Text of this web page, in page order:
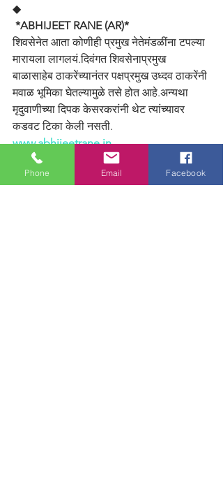
◆
*ABHIJEET RANE (AR)*
शिवसेनेत आता कोणीही प्रमुख नेतेमंडळींना टपल्या
मारायला लागलयं.दिवंगत शिवसेनाप्रमुख
बाळासाहेब ठाकरेंच्यानंतर पक्षप्रमुख उध्दव ठाकरेंनी
मवाळ भूमिका घेतल्यामुळे तसे होत आहे.अन्यथा
मृदुवाणीच्या दिपक केसरकरांनी थेट त्यांच्यावर
कडवट टिका केली नसती.
www.abhijeetrane.in
Phone Email Facebook